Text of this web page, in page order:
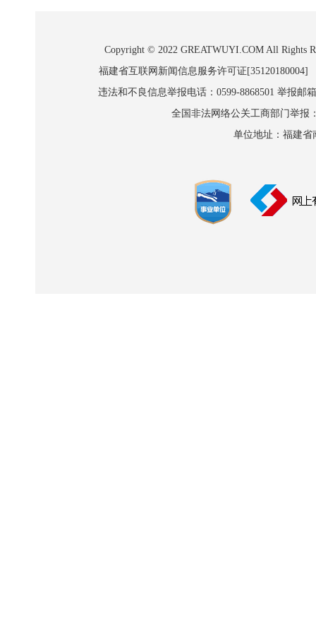
Copyright © 2022 GREATWUYI.COM All Rights
福建省互联网新闻信息服务许可证
违法和不良信息举报电话：0599-8868501 举报邮
全国非法网络公关工商部门举报
单位地址：福建省